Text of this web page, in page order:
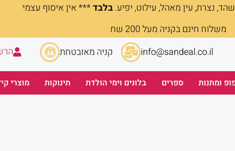
נצרת, עין מאהל, עילוט, יפיע.בלבד*** אין איסוף עצמי
משלוח חינם בקניה מעל 200 שח
info@sandeal.co.il קניה מאובטחת
ומתנות ספרים בלונים וימי הולדת תינוקות מוצרי